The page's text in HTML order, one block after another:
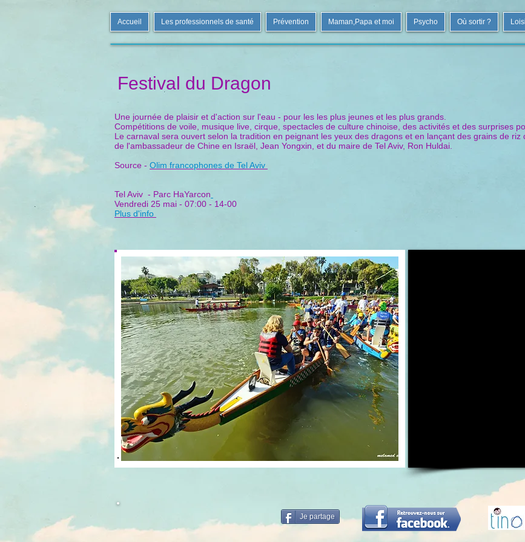
Accueil Les professionnels de santé Prévention Maman,Papa et moi Psycho Où sortir ?
Festival du Dragon
Une journée de plaisir et d'action sur l'eau - pour les les plus jeunes et les plus grands.
Compétitions de voile, musique live, cirque, spectacles de culture chinoise, des activités et des surprises
Le carnaval sera ouvert selon la tradition en peignant les yeux des dragons et en lançant des grains de
de l'ambassadeur de Chine en Israël, Jean Yongxin, et du maire de Tel Aviv, Ron Huldai.
Source - Olim francophones de Tel Aviv
Tel Aviv - Parc HaYarcon
Vendredi 25 mai - 07:00 - 14-00
Plus d'info
Je partage